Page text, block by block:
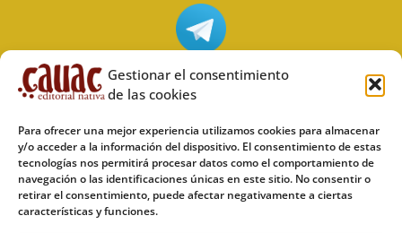
Gestionar el consentimiento
de las cookies
Para ofrecer una mejor experiencia utilizamos cookies para almacenar
y/o acceder a la información del dispositivo. El consentimiento de estas
tecnologías nos permitirá procesar datos como el comportamiento de
navegación o las identificaciones únicas en este sitio. No consentir o
retirar el consentimiento, puede afectar negativamente a ciertas
características y funciones.
Síguenos en Telegram
Síguenos en Odysee